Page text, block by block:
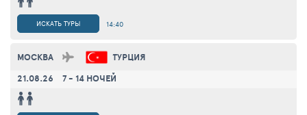
14:40
ИСКАТЬ ТУРЫ
МОСКВА
ТУРЦИЯ
21.08.26
7 - 14 НОЧЕЙ